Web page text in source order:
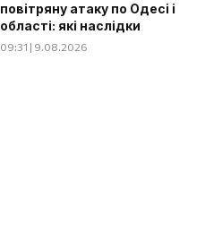
повітряну атаку по Одесі і
області: які наслідки
09:31 | 9.08.2026